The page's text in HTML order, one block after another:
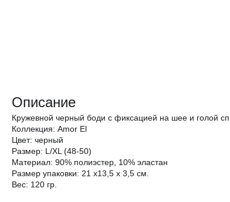
Описание
Кружевной черный боди с фиксацией на шее и голой
Коллекция: Amor El
Цвет: черный
Размер: L/XL (48-50)
Материал: 90% полиэстер, 10% эластан
Размер упаковки: 21 х13,5 х 3,5 см.
Вес: 120 гр.